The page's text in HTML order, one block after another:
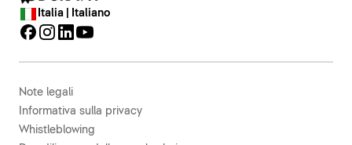
Italia | Italiano
Note legali
Informativa sulla privacy
Whistleblowing